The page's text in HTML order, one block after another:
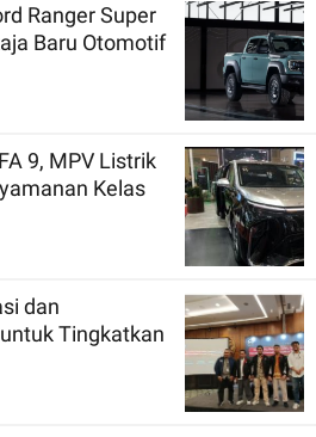
Ranger Super
Baru Otomotif
9, MPV Listrik
Kelas
dan
Tingkatkan